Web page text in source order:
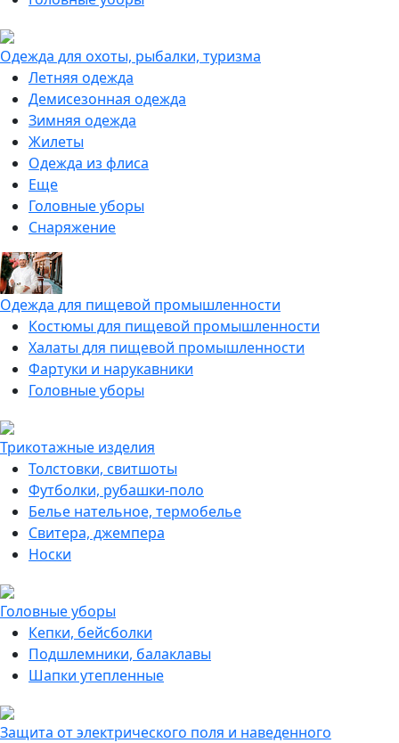
Одежда для охоты, рыбалки, туризма
Летняя одежда
Демисезонная одежда
Зимняя одежда
Жилеты
Одежда из флиса
Еще
Головные уборы
Снаряжение
Одежда для пищевой промышленности
Костюмы для пищевой промышленности
Халаты для пищевой промышленности
Фартуки и нарукавники
Головные уборы
Трикотажные изделия
Толстовки, свитшоты
Футболки, рубашки-поло
Белье нательное, термобелье
Свитера, джемпера
Носки
Головные уборы
Кепки, бейсболки
Подшлемники, балаклавы
Шапки утепленные
Защита от электрического поля и наведенного